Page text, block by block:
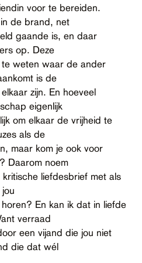
voor te bereiden.
de brand, net
gaande is, en daar
op. Deze
weten waar de ander
is de
zijn. En hoeveel
eigenlijk
om elkaar de vrijheid te
als de
maar kom je ook voor
Daarom noem
liefdesbrief met als
En kan ik dat in liefde
verraad
een vijand die jou niet
die dat wél